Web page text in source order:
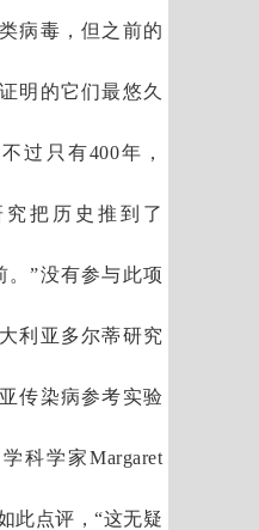
病毒，但之前的
明的它们最悠久
过只有400年，
把历史推到了
。”没有参与此项
利亚多尔蒂研究
传染病参考实验
科学家Margaret
此点评，“这无疑